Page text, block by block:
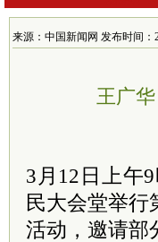
来源：中国新闻网 发布时间：
王广
3月12日上午
民大会堂举行
活动，邀请部